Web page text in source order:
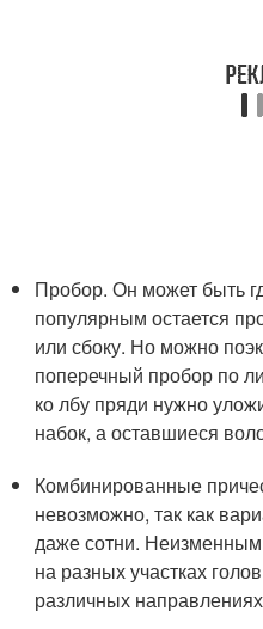
Пробор. Он может быть
популярным остается
или сбоку. Но можно
поперечный пробор по
ко лбу пряди нужно
набок, а оставшиеся
Комбинированные
невозможно, так как
даже сотни. Неизменным
на разных участках
различных